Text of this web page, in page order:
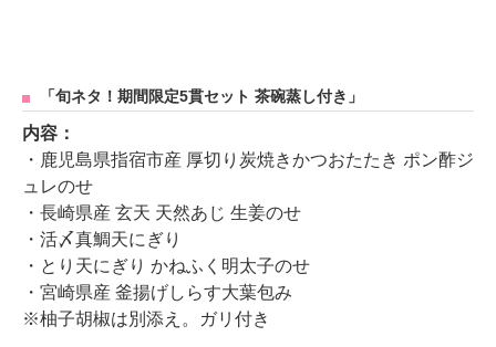
「旬ネタ！期間限定5貫セット 茶碗蒸し付き」
内容：
・鹿児島県指宿市産 厚切り炭焼きかつおたたき ポン酢ジ
ュレのせ
・長崎県産 玄天 天然あじ 生姜のせ
・活〆真鯛天にぎり
・とり天にぎり かねふく明太子のせ
・宮崎県産 釜揚げしらす大葉包み
※柚子胡椒は別添え。ガリ付き